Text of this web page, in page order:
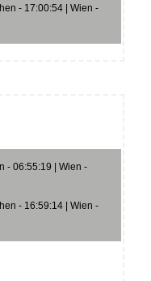
- 17:00:54 | Wien -
- 06:55:19 | Wien -
- 16:59:14 | Wien -